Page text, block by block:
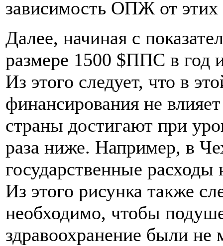
зависимость ОПЖ от этих
Далее, начиная с
размере 1500 $ППС в год
Из этого следует, что в
финансирования не
страны достигают при
раза ниже. Например, в
государственные
Из этого рисунка также
необходимо, чтобы
здравоохранение были